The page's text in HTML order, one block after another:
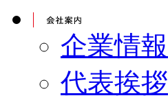
企業情報
代表挨拶